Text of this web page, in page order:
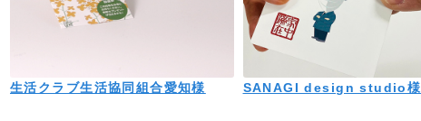
生活クラブ生活協同組合愛知様 SANAGI design studio様